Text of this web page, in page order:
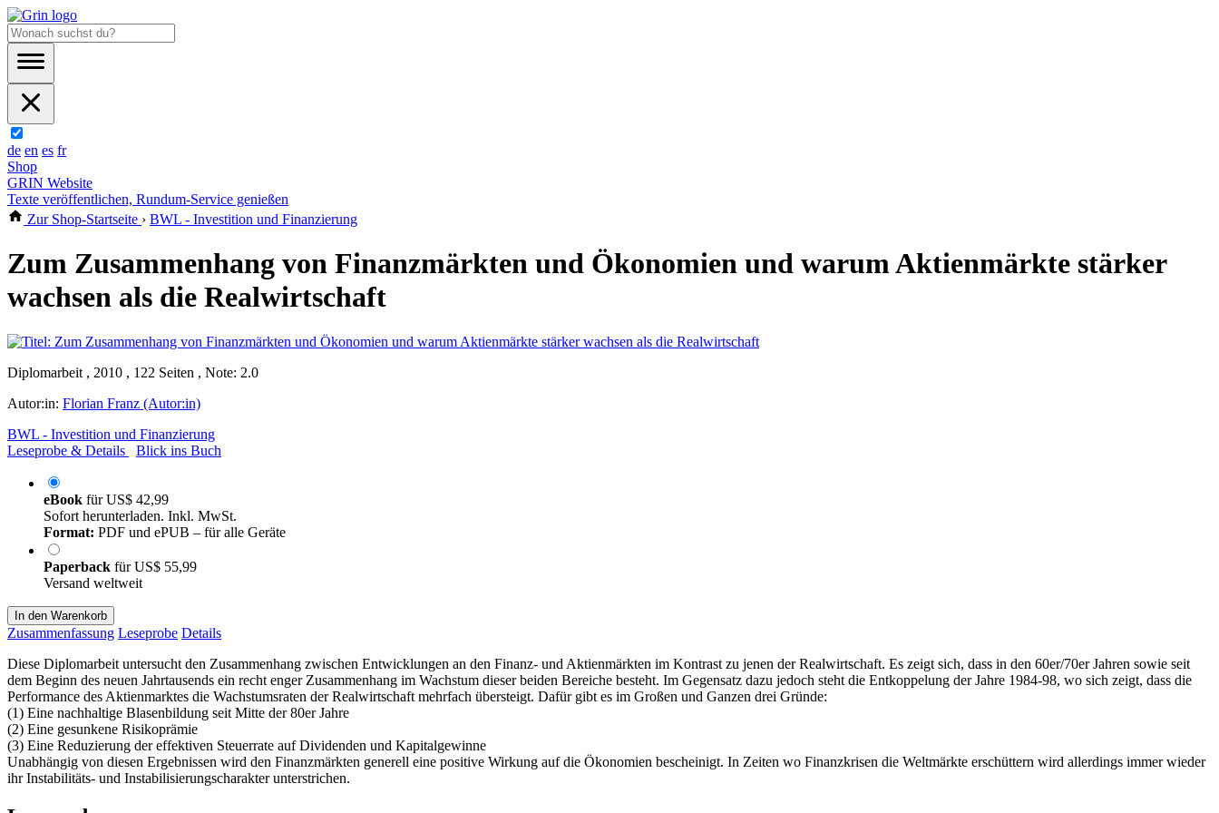
de en es fr
Shop
GRIN Website
Texte veröffentlichen, Rundum-Service genießen
Zur Shop-Startseite › BWL - Investition und Finanzierung
Zum Zusammenhang von Finanzmärkten und Ökonomien und warum Aktienmärkte stärker
wachsen als die Realwirtschaft
Diplomarbeit , 2010 , 122 Seiten , Note: 2.0
Autor:in: Florian Franz (Autor:in)
BWL - Investition und Finanzierung
Leseprobe & Details
Blick ins Buch
eBook fürUS$ 42,99
Sofort herunterladen. Inkl. MwSt.
Format: PDF und ePUB – für alle Geräte
Paperback fürUS$ 55,99
Versand weltweit
In den Warenkorb
Zusammenfassung Leseprobe Details
Diese Diplomarbeit untersucht den Zusammenhang zwischen Entwicklungen an den Finanz- und Aktienmärkten im Kontrast zu jenen der Realwirtschaft. Es zeigt sich, dass in den 60er/70er Jahren sowie seit
dem Beginn des neuen Jahrtausends ein recht enger Zusammenhang im Wachstum dieser beiden Bereiche besteht. Im Gegensatz dazu jedoch steht die Entkoppelung der Jahre 1984-98, wo sich zeigt, dass die
Performance des Aktienmarktes die Wachstumsraten der Realwirtschaft mehrfach übersteigt. Dafür gibt es im Großen und Ganzen drei Gründe:
(1) Eine nachhaltige Blasenbildung seit Mitte der 80er Jahre
(2) Eine gesunkene Risikoprämie
(3) Eine Reduzierung der effektiven Steuerrate auf Dividenden und Kapitalgewinne
Unabhängig von diesen Ergebnissen wird den Finanzmärkten generell eine positive Wirkung auf die Ökonomien bescheinigt. In Zeiten wo Finanzkrisen die Weltmärkte erschüttern wird allerdings immer wieder
ihr Instabilitäts- und Instabilisierungscharakter unterstrichen.